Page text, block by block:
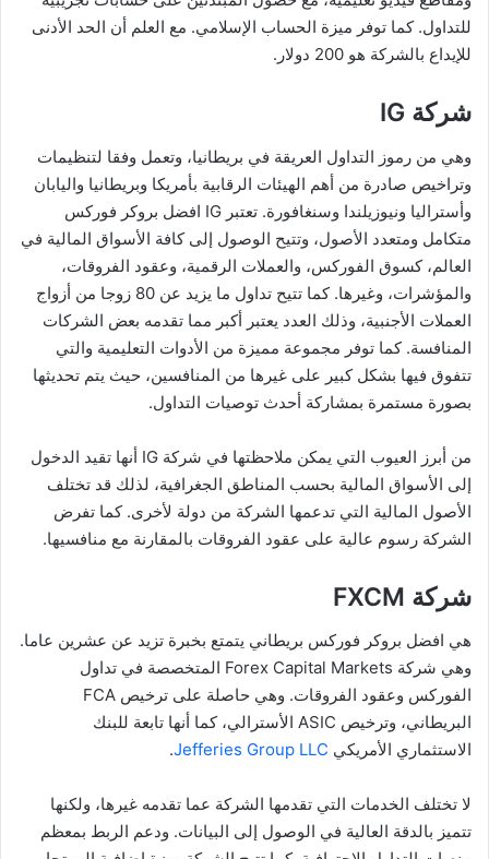
للتداول. كما توفر ميزة الحساب الإسلامي. مع العلم أن الحد الأدنى
للإيداع بالشركة هو 200 دولار.
شركة IG
وهي من رموز التداول العريقة في بريطانيا، وتعمل وفقا لتنظيمات
وتراخيص صادرة من أهم الهيئات الرقابية بأمريكا وبريطانيا واليابان
وأستراليا ونيوزيلندا وسنغافورة. تعتبر IG افضل بروكر فوركس
متكامل ومتعدد الأصول، وتتيح الوصول إلى كافة الأسواق المالية في
العالم، كسوق الفوركس، والعملات الرقمية، وعقود الفروقات،
والمؤشرات، وغيرها. كما تتيح تداول ما يزيد عن 80 زوجا من أزواج
العملات الأجنبية، وذلك العدد يعتبر أكبر مما تقدمه بعض الشركات
المنافسة. كما توفر مجموعة مميزة من الأدوات التعليمية والتي
تتفوق فيها بشكل كبير على غيرها من المنافسين، حيث يتم تحديثها
بصورة مستمرة بمشاركة أحدث توصيات التداول.
من أبرز العيوب التي يمكن ملاحظتها في شركة IG أنها تقيد الدخول
إلى الأسواق المالية بحسب المناطق الجغرافية، لذلك قد تختلف
الأصول المالية التي تدعمها الشركة من دولة لأخرى. كما تفرض
الشركة رسوم عالية على عقود الفروقات بالمقارنة مع منافسيها.
شركة FXCM
هي افضل بروكر فوركس بريطاني يتمتع بخبرة تزيد عن عشرين عاما.
وهي شركة Forex Capital Markets المتخصصة في تداول
الفوركس وعقود الفروقات. وهي حاصلة على ترخيص FCA
البريطاني، وترخيص ASIC الأسترالي، كما أنها تابعة للبنك
الاستثماري الأمريكي Jefferies Group LLC
.
لا تختلف الخدمات التي تقدمها الشركة عما تقدمه غيرها، ولكنها
تتميز بالدقة العالية في الوصول إلى البيانات. ودعم الربط بمعظم